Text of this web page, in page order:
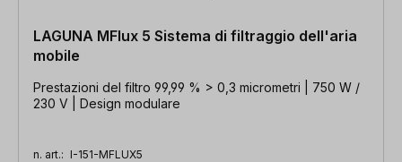
LAGUNA MFlux 5 Sistema di filtraggio dell'aria
mobile
Prestazioni del filtro 99,99 % > 0,3 micrometri | 750 W /
230 V | Design modulare
n. art.: I-151-MFLUX5